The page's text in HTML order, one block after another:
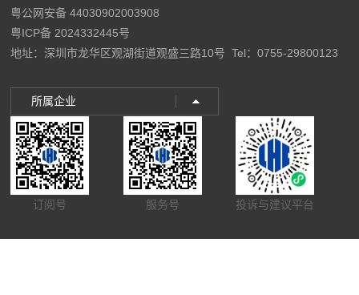
粤公网安备 44030902003908
粤ICP备 2024332445号
地址：深圳市龙华区观湖街道观盛三路10号 Tel：0755-29800123
所属企业
订阅号 服务号 投诉与建议平台